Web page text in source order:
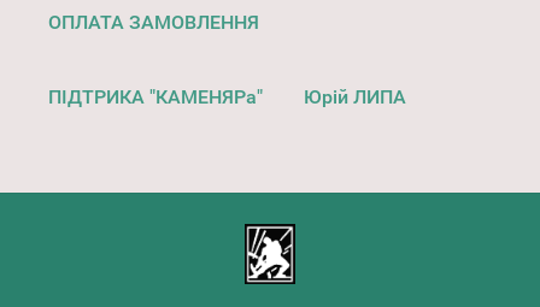
ОПЛАТА ЗАМОВЛЕННЯ
ПІДТРИКА "КАМЕНЯРа" Юрій ЛИПА